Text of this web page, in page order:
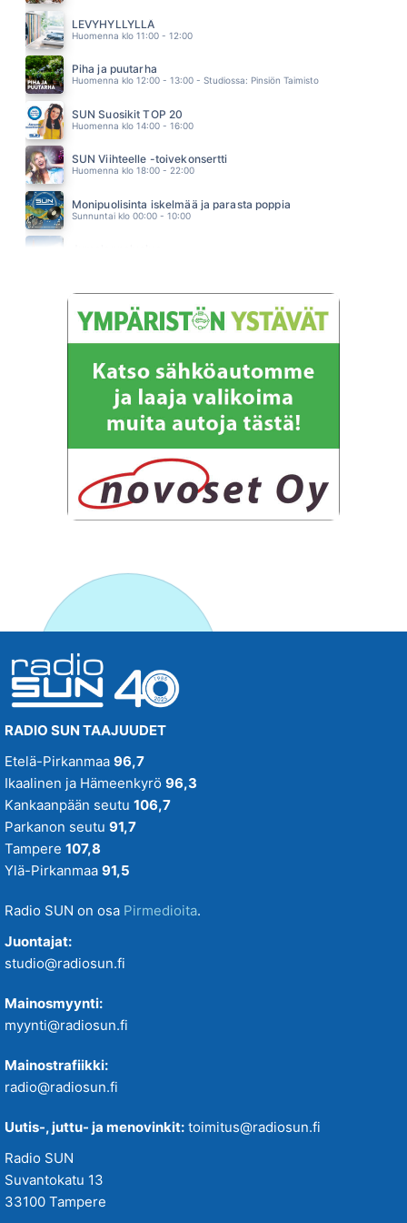
JUICE LESKINEN
13.11
LEVYHYLLYLLÄ
Huomenna klo 11:00 - 12:00
Piha ja puutarha
Huomenna klo 12:00 - 13:00 - Studiossa: Pinsiön Taimisto
SUN Suosikit TOP 20
Huomenna klo 14:00 - 16:00
SUN Viihteelle -toivekonsertti
Huomenna klo 18:00 - 22:00
Monipuolisinta iskelmää ja parasta poppia
Sunnuntai klo 00:00 - 10:00
RADIO SUN TAAJUUDET
Etelä-Pirkanmaa 96,7
Ikaalinen ja Hämeenkyrö 96,3
Kankaanpään seutu 106,7
Parkanon seutu 91,7
Tampere 107,8
Ylä-Pirkanmaa 91,5
Radio SUN on osa Pirmedioita.
Juontajat:
studio@radiosun.fi
Mainosmyynti:
myynti@radiosun.fi
Mainostrafiikki:
radio@radiosun.fi
Uutis-, juttu- ja menovinkit: toimitus@radiosun.fi
Radio SUN
Suvantokatu 13
33100 Tampere